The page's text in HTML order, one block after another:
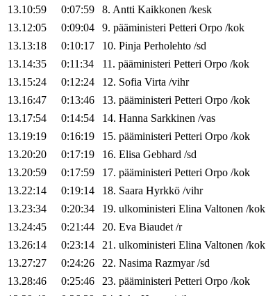
13.10:59
0:07:59 8. Antti Kaikkonen /kesk
13.12:05
0:09:04 9. pääministeri Petteri Orpo /kok
13.13:18
0:10:17 10. Pinja Perholehto /sd
13.14:35
0:11:34 11. pääministeri Petteri Orpo /kok
13.15:24
0:12:24 12. Sofia Virta /vihr
13.16:47
0:13:46 13. pääministeri Petteri Orpo /kok
13.17:54
0:14:54 14. Hanna Sarkkinen /vas
13.19:19
0:16:19 15. pääministeri Petteri Orpo /kok
13.20:20
0:17:19 16. Elisa Gebhard /sd
13.20:59
0:17:59 17. pääministeri Petteri Orpo /kok
13.22:14
0:19:14 18. Saara Hyrkkö /vihr
13.23:34
0:20:34 19. ulkoministeri Elina Valtonen /kok
13.24:45
0:21:44 20. Eva Biaudet/r
13.26:14
0:23:14 21. ulkoministeri Elina Valtonen /kok
13.27:27
0:24:26 22. Nasima Razmyar/sd
13.28:46
0:25:46 23. pääministeri Petteri Orpo /kok